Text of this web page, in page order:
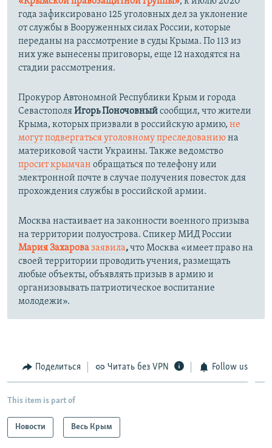
года зафиксировано 125 уголовных дел за уклонение
от службы в Вооруженных силах России, которые
переданы на рассмотрение в суды Крыма. По 113 из
них уже вынесены приговоры, еще 12 находятся на
стадии рассмотрения.
Прокурор Автономной Республики Крым и города
СевастополяИгорь Поночовныйсообщил, что жители
Крыма, которых призвали в российскую армию, не
могут подвергаться уголовному преследованиюна
материковой части Украины. Также ведомство
просит крымчан обращаться по телефону или
электронной почте в случае получения повесток для
прохождения службы в российской армии.
Москва настаивает на законности военного призыва
на территории полуострова. Спикер МИД России
Мария Захаровазаявила,что Москва «имеет право на
своей территории проводить учения, размещать
любые объекты, объявлять призыв в армию и
организовывать патриотическое воспитание
молодежи».
Поделиться Читать без VPN Follow us
This item is part of
Новости Весь Крым